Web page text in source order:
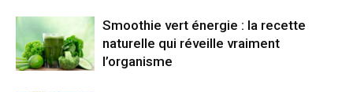
Smoothie vert énergie : la recette
naturelle qui réveille vraiment
l’organisme